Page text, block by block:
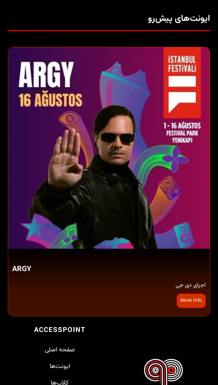
ایونت‌های پیش‌رو
ARGY
اجرای دی جی
More Info
ACCESSPOINT
صفحه اصلی
ایونت‌ها
کلاب‌ها